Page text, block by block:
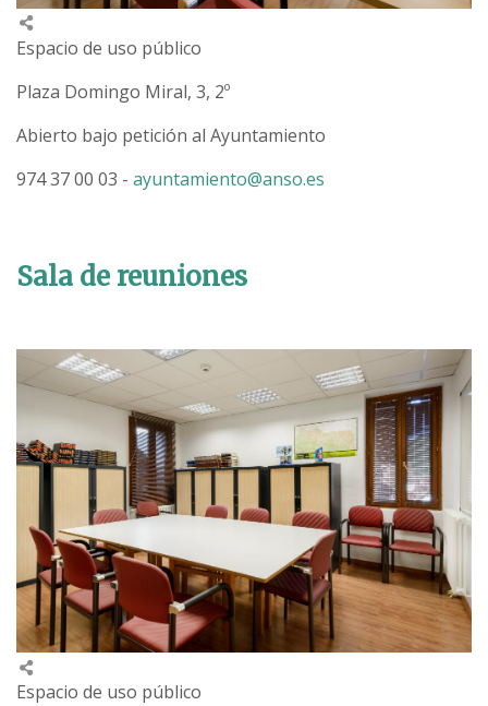
Espacio de uso público
Plaza Domingo Miral, 3, 2º
Abierto bajo petición al Ayuntamiento
974 37 00 03 - ayuntamiento@anso.es
Sala de reuniones
Espacio de uso público